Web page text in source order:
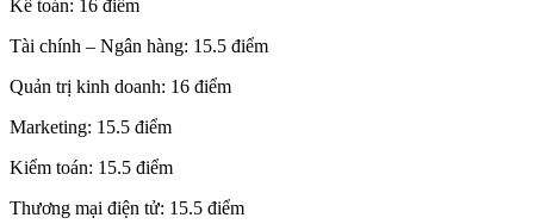
Kế toán: 16 điểm
Tài chính – Ngân hàng: 15.5 điểm
Quản trị kinh doanh: 16 điểm
Marketing: 15.5 điểm
Kiểm toán: 15.5 điểm
Thương mại điện tử: 15.5 điểm